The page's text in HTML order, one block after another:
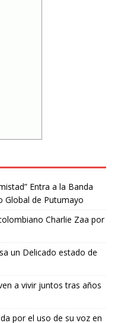
Entra a la Banda
Global de Putumayo
Charlie Zaa por
un Delicado estado de
a vivir juntos tras años
por el uso de su voz en